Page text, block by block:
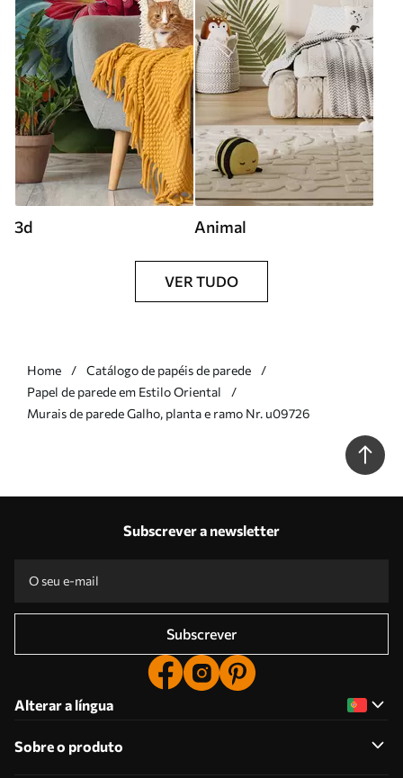
3d Animal
VER TUDO
Home
Catálogo de papéis de parede
Papel de parede em Estilo Oriental
Murais de parede Galho, planta e ramo Nr. u09726
Subscrever a newsletter
Subscrever
Alterar a língua
Sobre o produto